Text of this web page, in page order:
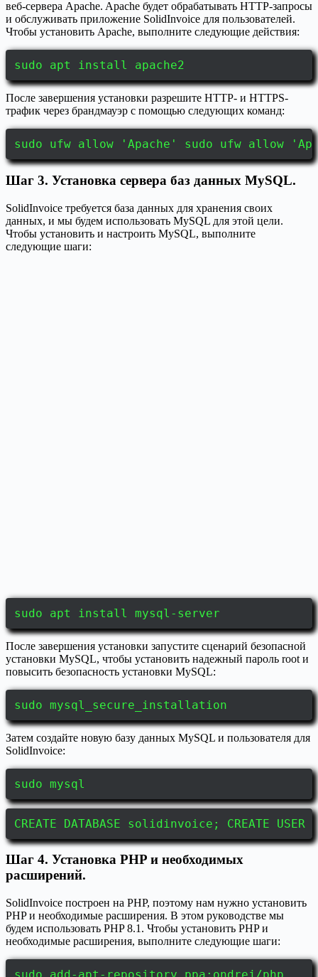
веб-сервера Apache. Apache будет обрабатывать HTTP-запросы
и обслуживать приложение SolidInvoice для пользователей.
Чтобы установить Apache, выполните следующие действия:
sudo apt install apache2
После завершения установки разрешите HTTP- и HTTPS-
трафик через брандмауэр с помощью следующих команд:
sudo ufw allow 'Apache' sudo ufw allow
Шаг 3. Установка сервера баз данных MySQL.
SolidInvoice требуется база данных для хранения своих
данных, и мы будем использовать MySQL для этой цели.
Чтобы установить и настроить MySQL, выполните
следующие шаги:
sudo apt install mysql-server
После завершения установки запустите сценарий безопасной
установки MySQL, чтобы установить надежный пароль root и
повысить безопасность установки MySQL:
sudo mysql_secure_installation
Затем создайте новую базу данных MySQL и пользователя для
SolidInvoice:
sudo mysql
CREATE DATABASE solidinvoice; CREATE
Шаг 4. Установка PHP и необходимых
расширений.
SolidInvoice построен на PHP, поэтому нам нужно установить
PHP и необходимые расширения. В этом руководстве мы
будем использовать PHP 8.1. Чтобы установить PHP и
необходимые расширения, выполните следующие шаги: